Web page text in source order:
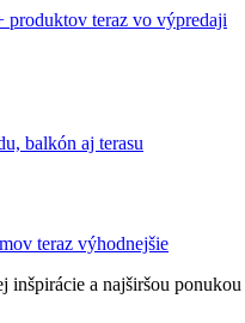
produktov teraz vo výpredaji
balkón aj terasu
teraz výhodnejšie
inšpirácie a najširšou ponukou